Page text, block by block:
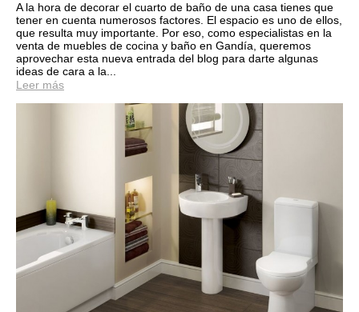
A la hora de decorar el cuarto de baño de una casa tienes que
tener en cuenta numerosos factores. El espacio es uno de ellos,
que resulta muy importante. Por eso, como especialistas en la
venta de muebles de cocina y baño en Gandía, queremos
aprovechar esta nueva entrada del blog para darte algunas
ideas de cara a la...
Leer más